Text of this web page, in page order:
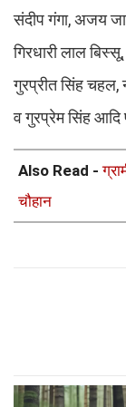
संदीप गंगा, अजय
गिरधारी लाल
गुरप्रीत सिंह चहल,
व गुरप्रेम सिंह आदि
Also Read -
चौहान